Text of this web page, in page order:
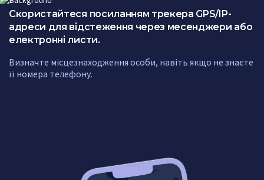
Скористайтеся посиланням трекера GPS/IP-
адреси для відстеження через месенджери або
електронні листи.
Визначте місцезнаходження особи, навіть якщо не знаєте
її номера телефону.